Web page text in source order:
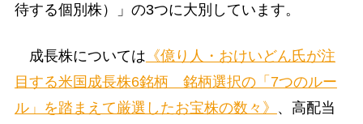
待する個別株）」の3つに大別しています。
成長株については 《億り人・おけいどん氏が注
目する米国成長株6銘柄 銘柄選択の「7つのルー
ル」を踏まえて厳選したお宝株の数々》 、高配当